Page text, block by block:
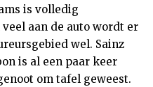
is volledig
aan de auto wordt er
wel. Sainz
is al een paar keer
om tafel geweest.